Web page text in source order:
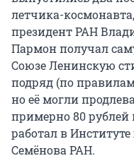
летчика-
президент РАН
Пармон получал
Союзе Ленинскую
подряд (по
но её могли
примерно 80
работал в
Семёнова РАН.